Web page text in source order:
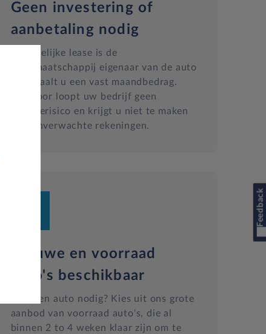
Geen investering of
aanbetaling nodig
Bij zakelijke lease is de
leasemaatschappij eigenaar van de auto
en betaalt u een vast maandbedrag.
Hierdoor loopt uw bedrijf geen
waarderisico en krijgt u niet te maken
met onverwachte rekeningen.
Nieuwe en voorraad
auto's beschikbaar
Snel een auto nodig? Kies uit ons grote
aanbod van voorraad auto's, die al
binnen 2 to 4 weken klaar zijn om te
Feedback